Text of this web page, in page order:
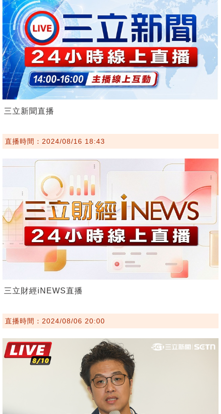
三立新聞直播
直播時間：2024/08/16 18:43
三立財經iNEWS直播
直播時間：2024/08/06 20:00